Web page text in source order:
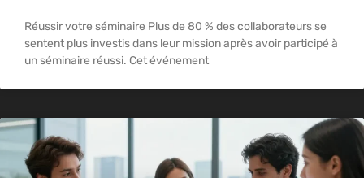
Réussir votre séminaire Plus de 80 % des collaborateurs se
sentent plus investis dans leur mission après avoir participé à
un séminaire réussi. Cet événement